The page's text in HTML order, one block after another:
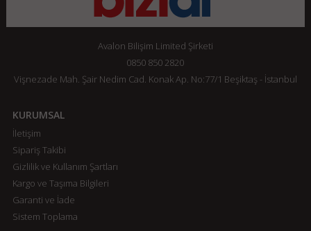
Avalon Bilişim Limited Şirketi
0850 850 2820
Vişnezade Mah. Şair Nedim Cad. Konak Ap. No:77/1 Beşiktaş - İstanbul
KURUMSAL
İletişim
Sipariş Takibi
Gizlilik ve Kullanım Şartları
Kargo ve Taşıma Bilgileri
Garanti ve İade
Sistem Toplama